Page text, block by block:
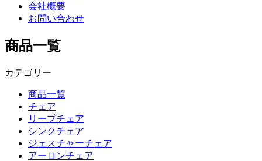
会社概要
お問い合わせ
商品一覧
カテゴリー
商品一覧
チェア
リープチェア
シンクチェア
ジェスチャーチェア
アーロンチェア